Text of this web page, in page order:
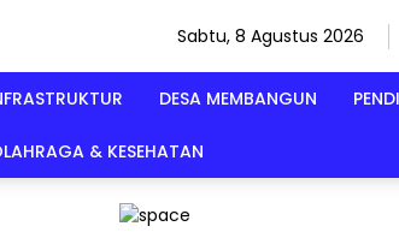
Sabtu, 8 Agustus 2026
DESA MEMBANGUN
& KESEHATAN